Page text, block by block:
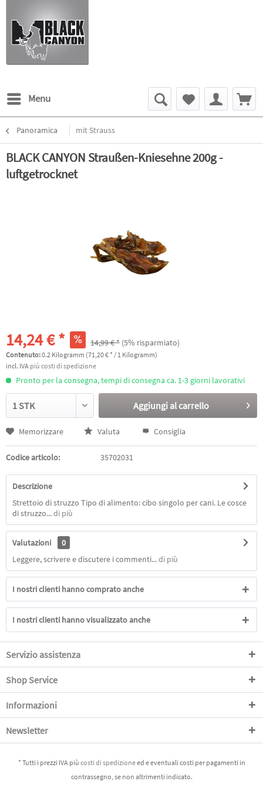
Menu
Panoramica mit Strauss
BLACK CANYON Straußen-Kniesehne 200g -
luftgetrocknet
14,24 € * 14,99 € * (5% risparmiato)
Contenuto:0.2 Kilogramm (71,20 € * / 1 Kilogramm)
incl. IVA più costi di spedizione
Pronto per la consegna, tempi di consegna ca. 1-3 giorni lavorativi
Aggiungi alcarrello
Memorizzare Valuta Consiglia
Codice articolo: 35702031
Descrizione
Strettoio di struzzo Tipo di alimento: cibo singolo per cani. Le cosce
di struzzo...di più
Valutazioni
0
Leggere, scrivere e discutere i commenti...di più
I nostri clienti hanno comprato anche
I nostri clienti hanno visualizzato anche
Servizio assistenza
Shop Service
Informazioni
Newsletter
* Tutti i prezzi IVA più costi di spedizioneed e eventuali costi per pagamenti in
contrassegno, se non altrimenti indicato.